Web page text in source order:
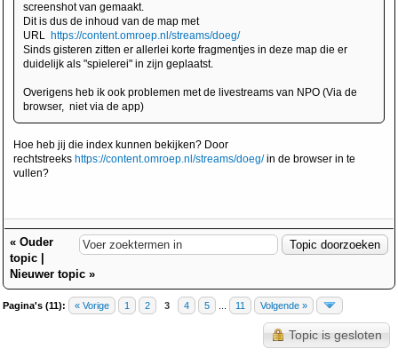
screenshot van gemaakt.
Dit is dus de inhoud van de map met
URL https://content.omroep.nl/streams/doeg/
Sinds gisteren zitten er allerlei korte fragmentjes in deze map die er
duidelijk als "spielerei" in zijn geplaatst.
Overigens heb ik ook problemen met de livestreams van NPO (Via de
browser, niet via de app)
Hoe heb jij die index kunnen bekijken? Door
rechtstreeks https://content.omroep.nl/streams/doeg/in de browser in te
vullen?
« Ouder
topic
Nieuwer topic »
Pagina's (11): « Vorige 1 2 3 4 5 11 Volgende »
Topic is gesloten